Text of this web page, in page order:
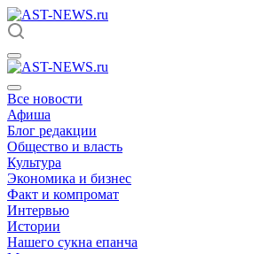
Все новости
Афиша
Блог редакции
Общество и власть
Культура
Экономика и бизнес
Факт и компромат
Интервью
Истории
Нашего сукна епанча